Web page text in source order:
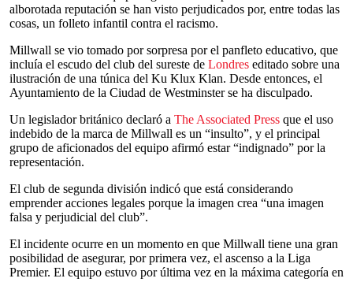
alborotada reputación se han visto perjudicados por, entre todas las
cosas, un folleto infantil contra el racismo.
Millwall se vio tomado por sorpresa por el panfleto educativo, que
incluía el escudo del club del sureste de Londres editado sobre una
ilustración de una túnica del Ku Klux Klan. Desde entonces, el
Ayuntamiento de la Ciudad de Westminster se ha disculpado.
Un legislador británico declaró a The Associated Press que el uso
indebido de la marca de Millwall es un “insulto”, y el principal
grupo de aficionados del equipo afirmó estar “indignado” por la
representación.
El club de segunda división indicó que está considerando
emprender acciones legales porque la imagen crea “una imagen
falsa y perjudicial del club”.
El incidente ocurre en un momento en que Millwall tiene una gran
posibilidad de asegurar, por primera vez, el ascenso a la Liga
Premier. El equipo estuvo por última vez en la máxima categoría en